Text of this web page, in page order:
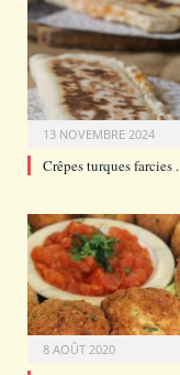
13 NOVEMBRE 2024
Crêpes turques farcies .
8 AOÛT 2020